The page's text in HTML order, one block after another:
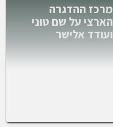
מרכז ההדגרה
הארצי על שם טוני
ועודד אלישר